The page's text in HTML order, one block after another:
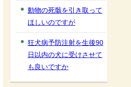
動物の死骸を引き取って
ほしいのですが
狂犬病予防注射を生後90
日以内の犬に受けさせて
も良いですか